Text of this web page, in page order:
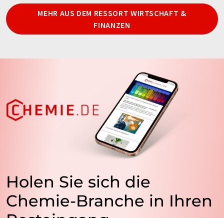
MEHR AUS DEM RESSORT WIRTSCHAFT &
FINANZEN
Holen Sie sich die
Chemie-Branche in Ihren